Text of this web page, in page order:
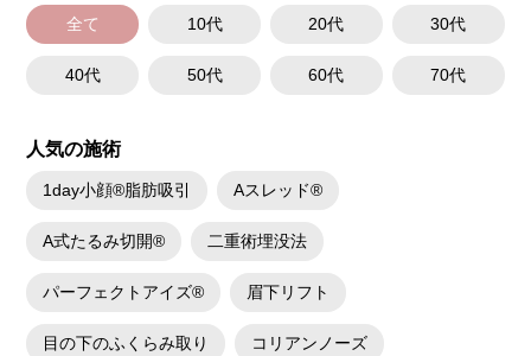
リスク、副作用：腫れ、赤み、内出血、痛み、突っ張り感などが生じるこ
とがございます。また、稀にアレルギー、細菌感染症、血管閉塞などが生
週間ほどお控えください。
ジュビダームビスタウルトラXC 98,800円～283,800円(税込)
ボリューマ 120,800円～327,800円(税込)
全て 10代 20代 30代
40代 50代 60代 70代
人気の施術
1day小顔®脂肪吸引 Aスレッド®
A式たるみ切開® 二重術埋没法
パーフェクトアイズ® 眉下リフト
目の下のふくらみ取り コリアンノーズ